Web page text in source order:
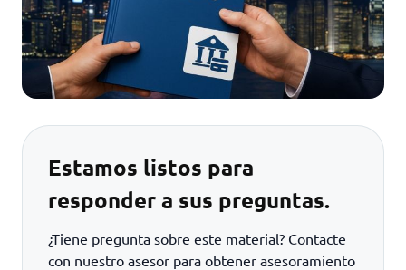
Estamos listos para
responder a sus preguntas.
¿Tiene pregunta sobre este material? Contacte
con nuestro asesor para obtener asesoramiento